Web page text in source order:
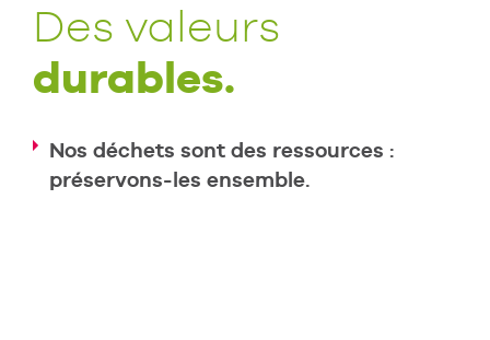
Des valeurs
durables.
Nos déchets sont des ressources :
préservons-les ensemble.